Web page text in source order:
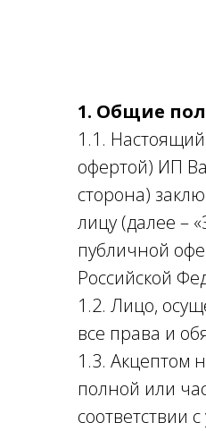
1. Общие
1.1.
офертой) ИП
сторона)
лицу (далее –
публичной
Российской
1.2. Лицо,
все права и
1.3. Акцептом
полной или
соответствии